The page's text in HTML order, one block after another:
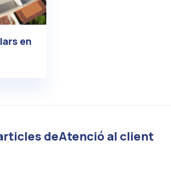
en
deAtenció al client